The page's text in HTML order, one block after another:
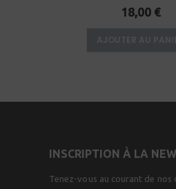
18,00 €
INSCRIPTION À LA
Tenez-vous au courant de nos